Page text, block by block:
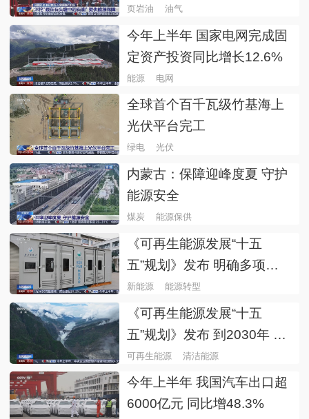
的石油” 提供能源保障
页岩油 油气
今年上半年 国家电网完成固
定资产投资同比增长12.6%
能源 电网
全球首个百千瓦级竹基海上
光伏平台完工
绿电 光伏
内蒙古：保障迎峰度夏 守护
能源安全
煤炭 能源保供
《可再生能源发展“十五
五”规划》发布 明确多项任
务 扩规模拓场景提质量
新能源 能源转型
《可再生能源发展“十五
五”规划》发布 到2030年 消
费总量达到约18亿吨标准煤
可再生能源 清洁能源
今年上半年 我国汽车出口超
6000亿元 同比增48.3%